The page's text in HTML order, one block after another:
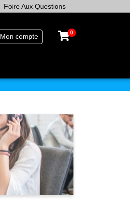
Foire Aux Questions
Mon compte 0